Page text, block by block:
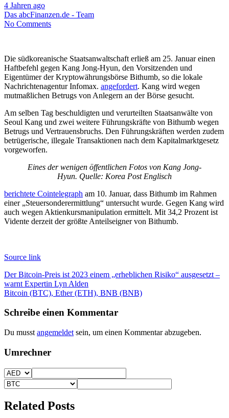
4 Jahren ago
Das abcFinanzen.de - Team
No Comments
Die südkoreanische Staatsanwaltschaft erließ am 25. Januar einen
Haftbefehl gegen Kang Jong-Hyun, den Vorsitzenden und
Eigentümer der Kryptowährungsbörse Bithumb, so die lokale
Nachrichtenagentur Infomax. angefordert. Kang wird wegen
mutmaßlichen Betrugs von Anlegern an der Börse gesucht.
Am selben Tag beschuldigten und verurteilten Staatsanwälte von
Seoul Kang und zwei weitere Führungskräfte von Bithumb wegen
Betrugs und Vertrauensbruchs. Den Führungskräften werden zudem
betrügerische, illegale Transaktionen nach dem Kapitalmarktgesetz
vorgeworfen.
Eines der wenigen öffentlichen Fotos von Kang Jong-
Hyun. Quelle: Korea Post Englisch
berichtete Cointelegraph am 10. Januar, dass Bithumb im Rahmen
einer „Steuersonderermittlung“ untersucht wurde. Gegen Kang wird
auch wegen Aktienkursmanipulation ermittelt. Mit 34,2 Prozent ist
Vidente derzeit der größte Anteilseigner von Bithumb.
Source link
Beitragsnavigation
Der Bitcoin-Preis ist 2023 einem „erheblichen Risiko“ ausgesetzt –
warnt Expertin Lyn Alden
Bitcoin (BTC), Ether (ETH), BNB (BNB)
Schreibe einen Kommentar
Du musst angemeldet sein, um einen Kommentar abzugeben.
Umrechner
Related Posts